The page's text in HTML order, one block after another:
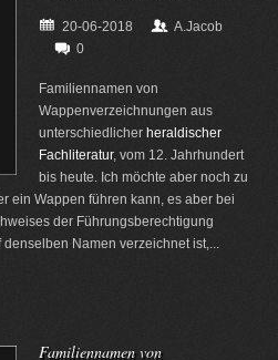
20-06-2018
A.Jacob
0
Familiennamen von
Wappenverzeichnungen aus
unterschiedlicher heraldischer
Fachliteratur, vom 12. Jahrhundert
bis heute. Ich möchte aber noch zu
ein Wappen führen kann, es aber bei
der Führungsberechtigung
Namen verzeichnet ist,...
Familiennamen von